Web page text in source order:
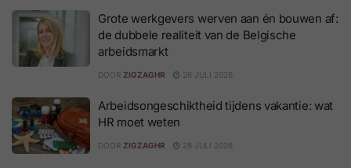
Grote werkgevers werven aan én bouwen af:
de dubbele realiteit van de Belgische
arbeidsmarkt
DOOR ZIGZAGHR 28 JULI 2026
Arbeidsongeschiktheid tijdens vakantie: wat
HR moet weten
DOOR ZIGZAGHR 28 JULI 2026